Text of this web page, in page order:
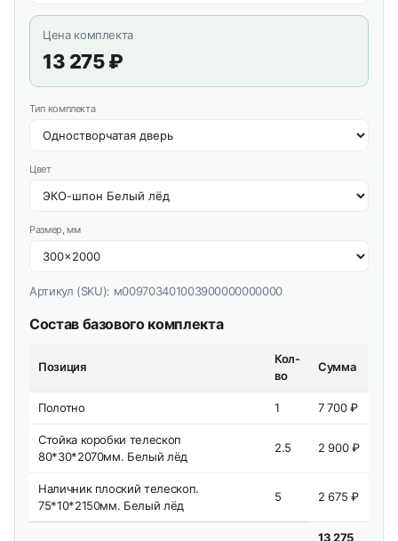
Цена комплекта
13 275 ₽
Тип комплекта
Цвет
Размер, мм
Артикул (SKU): м009703401003900000000000
Состав базового комплекта
Позиция
Кол-
во
Сумма
Полотно 1 7 700 ₽
Стойка коробки телескоп
80*30*2070мм. Белый лёд
2.5 2 900 ₽
Наличник плоский телескоп.
75*10*2150мм. Белый лёд
5 2 675 ₽
13 275